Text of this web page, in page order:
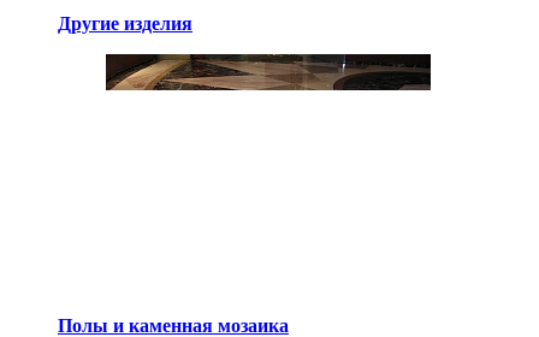
Другие изделия
Полы и каменная мозаика